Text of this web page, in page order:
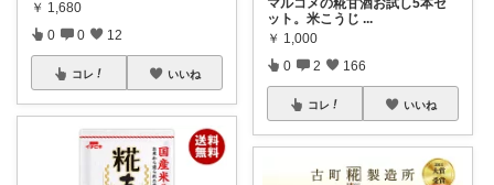
￥ 1,680
0 0 12
コレ いいね
マルコメの糀甘酒お試し5本セ
ット。米こうじ ...
￥ 1,000
0 2 166
コレ いいね